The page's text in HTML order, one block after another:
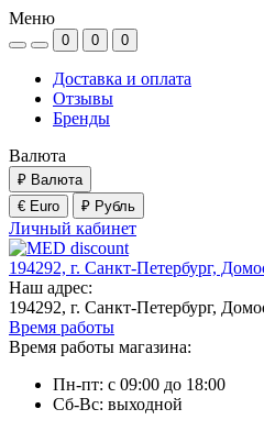
Меню
0 0 0
Доставка и оплата
Отзывы
Бренды
Валюта
₽ Валюта
€ Euro
₽ Рубль
Личный кабинет
194292, г. Санкт-Петербург,
Наш адрес:
194292, г. Санкт-Петербург,
Время работы
Время работы магазина:
Пн-пт: с 09:00 до 18:00
Сб-Вс: выходной